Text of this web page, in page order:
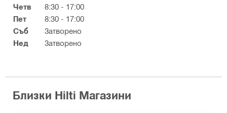
Четв
8:30 - 17:00
Пет
8:30 - 17:00
Съб
Затворено
Нед
Затворено
Близки Hilti Магазини